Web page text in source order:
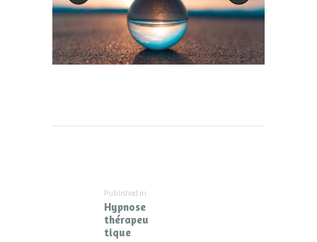
Published in
Hypnose
thérapeu
tique